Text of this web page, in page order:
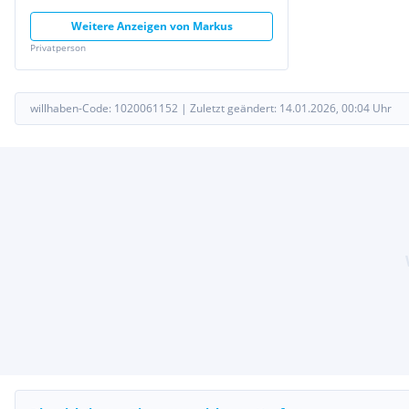
Weitere Anzeigen von Markus
Privatperson
willhaben-Code: 1020061152 | Zuletzt geändert: 14.01.2026, 00:04 Uhr